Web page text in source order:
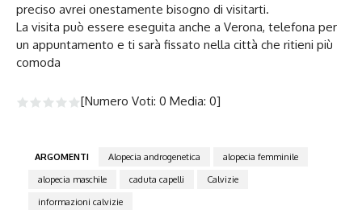
preciso avrei onestamente bisogno di visitarti.
La visita può essere eseguita anche a Verona, telefona per
un appuntamento e ti sarà fissato nella città che ritieni più
comoda
[Numero Voti: 0 Media: 0]
ARGOMENTI Alopecia androgenetica
alopecia femminile
alopecia maschile
caduta capelli
Calvizie
informazioni calvizie